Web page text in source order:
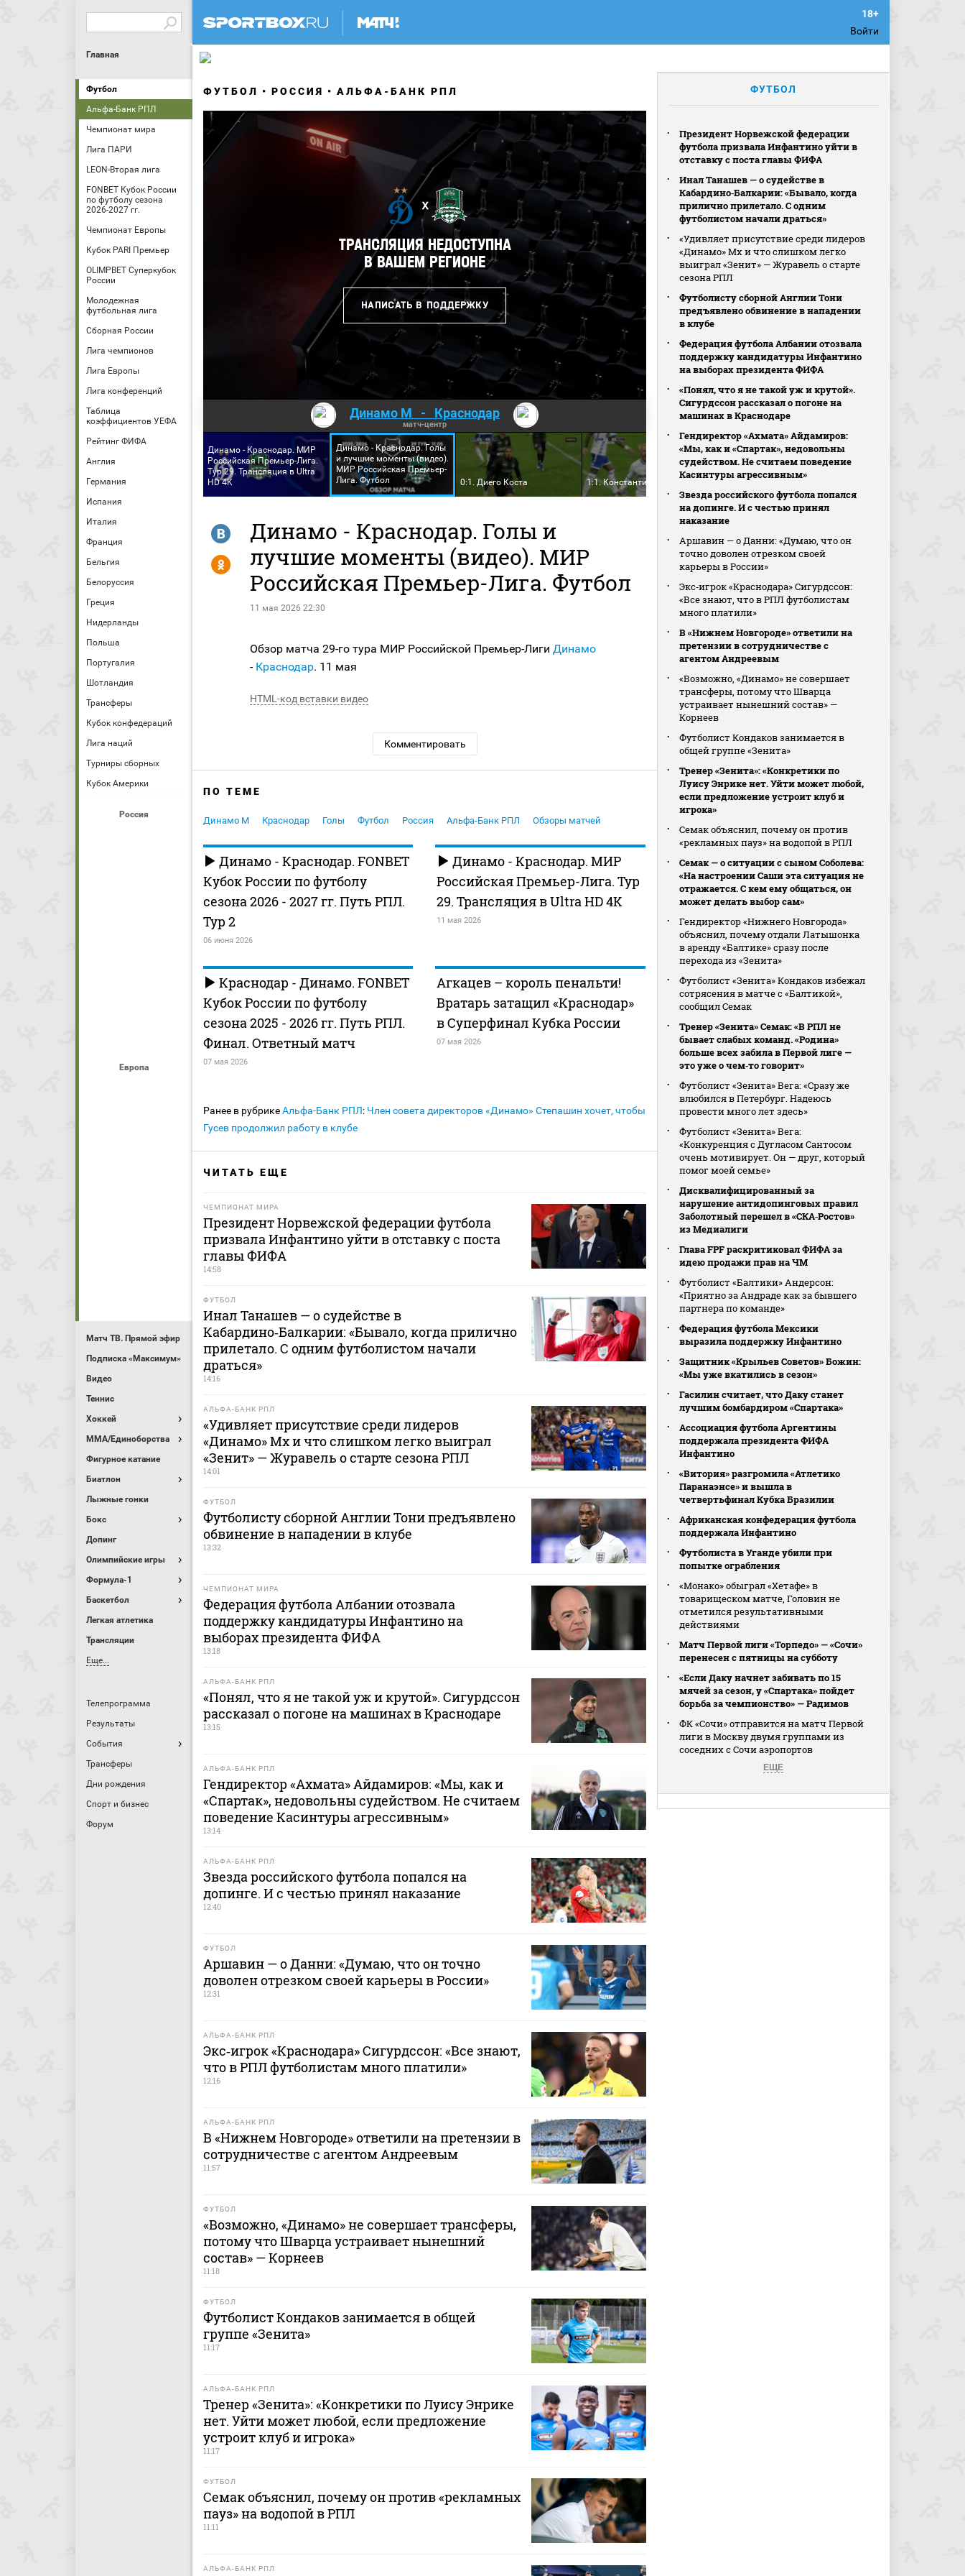
Войти
Главная
Футбол
Альфа-Банк РПЛ
Чемпионат мира
Лига ПАРИ
LEON-Вторая лига
FONBET Кубок России
по футболу сезона
2026-2027 гг.
Чемпионат Европы
Кубок PARI Премьер
OLIMPBET Суперкубок
России
Молодежная
футбольная лига
Сборная России
Лига чемпионов
Лига Европы
Лига конференций
Таблица
коэффициентов УЕФА
Рейтинг ФИФА
Англия
Германия
Испания
Италия
Франция
Бельгия
Белоруссия
Греция
Нидерланды
Польша
Португалия
Шотландия
Трансферы
Кубок конфедераций
Лига наций
Турниры сборных
Кубок Америки
Россия
Европа
Матч ТВ. Прямой эфир
Подписка «Максимум»
Видео
Теннис
Хоккей
MMA/Единоборства
Фигурное катание
Биатлон
Лыжные гонки
Бокс
Допинг
Олимпийские игры
Формула-1
Баскетбол
Легкая атлетика
Трансляции
Еще...
Телепрограмма
Результаты
События
Трансферы
Дни рождения
Спорт и бизнес
Форум
ФУТБОЛ РОССИЯ АЛЬФА-БАНК РПЛ
Динамо М - Краснодар
матч-центр
Динамо - Краснодар. МИР
Российская Премьер-Лига.
Тур 29. Трансляция в Ultra
HD 4K
Динамо - Краснодар. Голы
и лучшие моменты (видео).
МИР Российская Премьер-
Лига. Футбол
0:1. Диего Коста 1:1. Константин Тюкавин 2:1. Иван Сергеев
Выход один на один
Боселли (видео). Динамо -
Краснодар. МИР
Динамо - Краснодар. Голы и
лучшие моменты (видео). МИР
Российская Премьер-Лига. Футбол
11 мая 2026 22:30
R
Y
Обзор матча 29-го тура МИР Российской Премьер-Лиги Динамо
- Краснодар. 11 мая
HTML-код вставки видео
Комментировать
ПО ТЕМЕ
Динамо М Краснодар Голы Футбол Россия Альфа-Банк РПЛ Обзоры матчей
Динамо - Краснодар. FONBET
Кубок России по футболу
сезона 2026 - 2027 гг. Путь РПЛ.
Тур 2
06 июня 2026
Динамо - Краснодар. МИР
Российская Премьер-Лига. Тур
29. Трансляция в Ultra HD 4K
11 мая 2026
Краснодар - Динамо. FONBET
Кубок России по футболу
сезона 2025 - 2026 гг. Путь РПЛ.
Финал. Ответный матч
07 мая 2026
Агкацев – король пенальти!
Вратарь затащил «Краснодар»
в Суперфинал Кубка России
07 мая 2026
Ранее в рубрикеАльфа-Банк РПЛ: Член совета директоров «Динамо» Степашин хочет, чтобы
Гусев продолжил работу в клубе
ЧИТАТЬ ЕЩЕ
ЧЕМПИОНАТ МИРА
Президент Норвежской федерации футбола
призвала Инфантино уйти в отставку с поста
главы ФИФА
14:58
ФУТБОЛ
Инал Танашев — о судействе в
Кабардино‑Балкарии: «Бывало, когда прилично
прилетало. С одним футболистом начали
драться»
14:16
АЛЬФА-БАНК РПЛ
«Удивляет присутствие среди лидеров
«Динамо» Мх и что слишком легко выиграл
«Зенит» — Журавель о старте сезона РПЛ
14:01
ФУТБОЛ
Футболисту сборной Англии Тони предъявлено
обвинение в нападении в клубе
13:32
ЧЕМПИОНАТ МИРА
Федерация футбола Албании отозвала
поддержку кандидатуры Инфантино на
выборах президента ФИФА
13:18
АЛЬФА-БАНК РПЛ
«Понял, что я не такой уж и крутой». Сигурдссон
рассказал о погоне на машинах в Краснодаре
13:15
АЛЬФА-БАНК РПЛ
Гендиректор «Ахмата» Айдамиров: «Мы, как и
«Спартак», недовольны судейством. Не считаем
поведение Касинтуры агрессивным»
13:14
АЛЬФА-БАНК РПЛ
Звезда российского футбола попался на
допинге. И с честью принял наказание
12:40
ФУТБОЛ
Аршавин — о Данни: «Думаю, что он точно
доволен отрезком своей карьеры в России»
12:31
АЛЬФА-БАНК РПЛ
Экс‑игрок «Краснодара» Сигурдссон: «Все знают,
что в РПЛ футболистам много платили»
12:16
АЛЬФА-БАНК РПЛ
В «Нижнем Новгороде» ответили на претензии в
сотрудничестве с агентом Андреевым
11:57
ФУТБОЛ
«Возможно, «Динамо» не совершает трансферы,
потому что Шварца устраивает нынешний
состав» — Корнеев
11:18
ФУТБОЛ
Футболист Кондаков занимается в общей
группе «Зенита»
11:17
АЛЬФА-БАНК РПЛ
Тренер «Зенита»: «Конкретики по Луису Энрике
нет. Уйти может любой, если предложение
устроит клуб и игрока»
11:17
ФУТБОЛ
Семак объяснил, почему он против «рекламных
пауз» на водопой в РПЛ
11:11
АЛЬФА-БАНК РПЛ
ФУТБОЛ
Президент Норвежской федерации
футбола призвала Инфантино уйти в
отставку с поста главы ФИФА
Инал Танашев — о судействе в
Кабардино‑Балкарии: «Бывало, когда
прилично прилетало. С одним
футболистом начали драться»
«Удивляет присутствие среди лидеров
«Динамо» Мх и что слишком легко
выиграл «Зенит» — Журавель о старте
сезона РПЛ
Футболисту сборной Англии Тони
предъявлено обвинение в нападении
в клубе
Федерация футбола Албании отозвала
поддержку кандидатуры Инфантино
на выборах президента ФИФА
«Понял, что я не такой уж и крутой».
Сигурдссон рассказал о погоне на
машинах в Краснодаре
Гендиректор «Ахмата» Айдамиров:
«Мы, как и «Спартак», недовольны
судейством. Не считаем поведение
Касинтуры агрессивным»
Звезда российского футбола попался
на допинге. И с честью принял
наказание
Аршавин — о Данни: «Думаю, что он
точно доволен отрезком своей
карьеры в России»
Экс‑игрок «Краснодара» Сигурдссон:
«Все знают, что в РПЛ футболистам
много платили»
В «Нижнем Новгороде» ответили на
претензии в сотрудничестве с
агентом Андреевым
«Возможно, «Динамо» не совершает
трансферы, потому что Шварца
устраивает нынешний состав» —
Корнеев
Футболист Кондаков занимается в
общей группе «Зенита»
Тренер «Зенита»: «Конкретики по
Луису Энрике нет. Уйти может любой,
если предложение устроит клуб и
игрока»
Семак объяснил, почему он против
«рекламных пауз» на водопой в РПЛ
Семак — о ситуации с сыном Соболева:
«На настроении Саши эта ситуация не
отражается. С кем ему общаться, он
может делать выбор сам»
Гендиректор «Нижнего Новгорода»
объяснил, почему отдали Латышонка
в аренду «Балтике» сразу после
перехода из «Зенита»
Футболист «Зенита» Кондаков избежал
сотрясения в матче с «Балтикой»,
сообщил Семак
Тренер «Зенита» Семак: «В РПЛ не
бывает слабых команд. «Родина»
больше всех забила в Первой лиге —
это уже о чем‑то говорит»
Футболист «Зенита» Вега: «Сразу же
влюбился в Петербург. Надеюсь
провести много лет здесь»
Футболист «Зенита» Вега:
«Конкуренция с Дугласом Сантосом
очень мотивирует. Он — друг, который
помог моей семье»
Дисквалифицированный за
нарушение антидопинговых правил
Заболотный перешел в «СКА‑Ростов»
из Медиалиги
Глава FPF раскритиковал ФИФА за
идею продажи прав на ЧМ
Футболист «Балтики» Андерсон:
«Приятно за Андраде как за бывшего
партнера по команде»
Федерация футбола Мексики
выразила поддержку Инфантино
Защитник «Крыльев Советов» Божин:
«Мы уже вкатились в сезон»
Гасилин считает, что Даку станет
лучшим бомбардиром «Спартака»
Ассоциация футбола Аргентины
поддержала президента ФИФА
Инфантино
«Витория» разгромила «Атлетико
Паранаэнсе» и вышла в
четвертьфинал Кубка Бразилии
Африканская конфедерация футбола
поддержала Инфантино
Футболиста в Уганде убили при
попытке ограбления
«Монако» обыграл «Хетафе» в
товарищеском матче, Головин не
отметился результативными
действиями
Матч Первой лиги «Торпедо» — «Сочи»
перенесен с пятницы на субботу
«Если Даку начнет забивать по 15
мячей за сезон, у «Спартака» пойдет
борьба за чемпионство» — Радимов
ФК «Сочи» отправится на матч Первой
лиги в Москву двумя группами из
соседних с Сочи аэропортов
ЕЩЕ